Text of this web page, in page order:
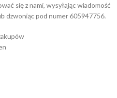
się z nami, wysyłając wiadomość
dzwoniąc pod numer 605947756.